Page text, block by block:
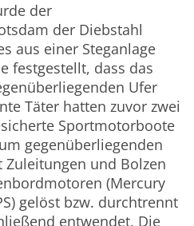
der
der Diebstahl
aus einer Steganlage
festgestellt, dass das
Ufer
Täter hatten zuvor zwei
Sportmotorboote
gegenüberliegenden
und Bolzen
(Mercury
gelöst bzw. durchtrennt
entwendet. Die